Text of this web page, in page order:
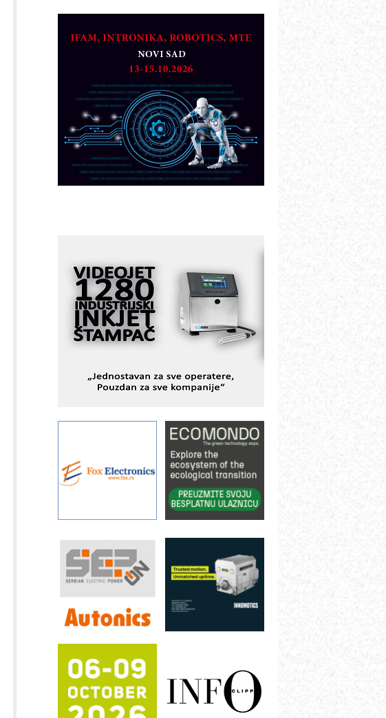
Marcom-plast d.o.o.- vaš pouzdan
CTO - Prilagodite svoju toplinsku
PLC AKYTEC
AUKOM: Svetski standard metrologije
dostupan u Srbiji
MOTOMAN – NEXT-Robotika vođena
veštačkom inteligencijom
I.SAFE MOBILE revolucioniše
savremene industrijske i logističke
objekte
Alba d.o.o. – 35 godina preciznosti u
metrologiji i pametnim dozirnim
rešenjima
IBeRTIM - oprema za ispitivanje
STAUFF – Komponente koje
povećavaju pouzdanost hidrauličkih
YAMADA pumpe – japanska
pouzdanost u transferu fluida
Filtration Group Industrial – Napredna
rešenja za filtraciju u hidrauličkim i
procesnim sistemima
RILINEX kompanije Rittal
automatizaciju
Efikasno upravljanje energijom
Automatizacija pakovanja · Display
Potpuna efikasnost bez složenih
sistema
Trajna oznaka kao dugoročna korist
Bezbednost na prvom mestu!
IB BLUMENAUER - više od 40 godina
poverenja u industriji